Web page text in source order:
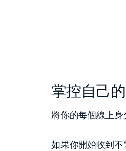
掌控自己
將你的每個線上身
如果你開始收到